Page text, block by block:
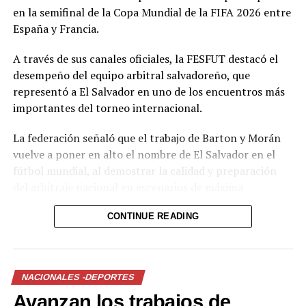
Alianza contra Municipal
Limeño por condiciones de
lluvia en el país
En «Deportes»
RELATED TOPICS: APP MÓVIL LIMEÑO
VIDEO | Rastra y camión protagonizan aparatoso
accidente de tránsito
en la semifinal de la Copa Mundial de la FIFA 2026 entre
España y Francia.
A través de sus canales oficiales, la FESFUT destacó el
desempeño del equipo arbitral salvadoreño, que
representó a El Salvador en uno de los encuentros más
importantes del torneo internacional.
La federación señaló que el trabajo de Barton y Morán
vuelve a poner en alto el nombre de El Salvador en el
fútbol mundial, al demostrar la calidad y preparación
exigencia.
Facebook X
CONTINUE READING
NACIONALES -DEPORTES